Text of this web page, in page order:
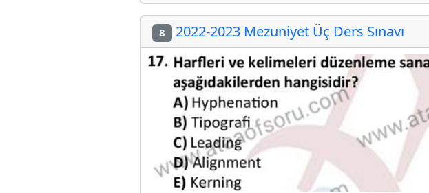
8 2022-2023 Mezuniyet Üç Ders Sınavı